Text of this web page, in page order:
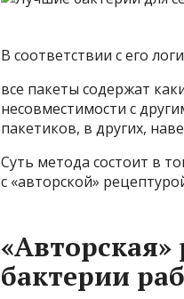
В соответствии с его
все пакеты содержат
несовместимости с
пакетиков, в других,
Суть метода состоит в
с «авторской»
бактерии